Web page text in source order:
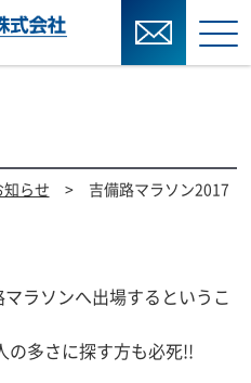
知らせ > 吉備路マラソン2017
ラソンへ出場するというこ
の多さに探す方も必死!!